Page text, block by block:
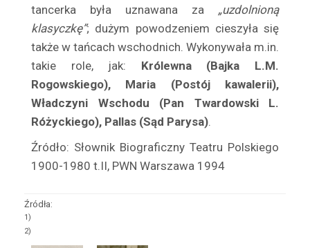
Baurska – Wiśniewska Halina
Bay Rydzewski Marcin
Bedlewicz Franciszek
Bednarczyk Antoni
Bednarzewska Konstancja
Belina Anna
Bełkowska Halina
Belska Klara
Belski Stanisław
Bender Edward
Benita Ina
tancerka była uznawana za „uzdolnioną
klasyczkę”; dużym powodzeniem cieszyła się
także w tańcach wschodnich. Wykonywała m.in.
takie role, jak: Królewna (Bajka L.M.
Rogowskiego), Maria (Postój kawalerii),
Władczyni Wschodu (Pan Twardowski L.
Różyckiego), Pallas (Sąd Parysa).
Źródło: Słownik Biograficzny Teatru Polskiego
1900-1980 t.II, PWN Warszawa 1994
Źródła:
1)
2)